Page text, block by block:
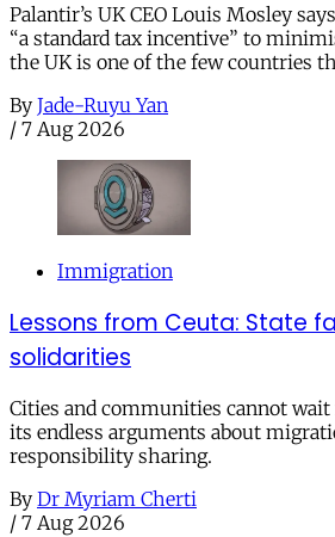
Palantir’s UK CEO Louis Mosley
“a standard tax incentive” to
the UK is one of the few countries
By Jade-Ruyu Yan
/ 7 Aug 2026
Immigration
Lessons from Ceuta: State
solidarities
Cities and communities cannot
its endless arguments about
responsibility sharing.
By Dr Myriam Cherti
/ 7 Aug 2026